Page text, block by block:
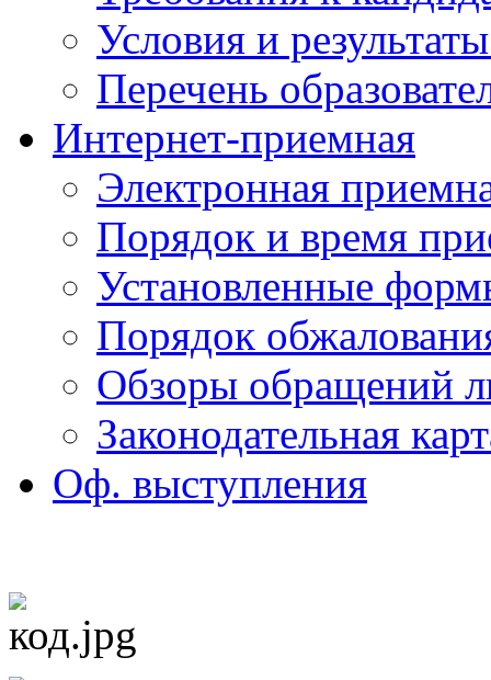
Условия и
Перечень
Интернет-приемная
Электронная
Порядок и время
Установленные
Порядок
Обзоры обращений
Законодательная
Оф. выступления